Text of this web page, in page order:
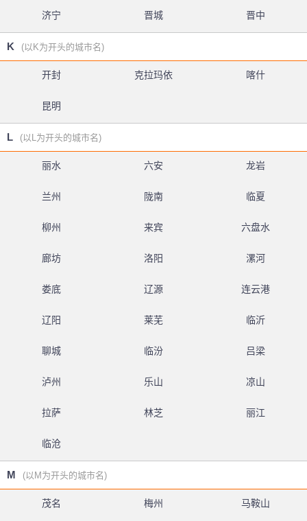
济宁 晋城 晋中
K (以K为开头的城市名)
开封 克拉玛依 喀什
昆明
L (以L为开头的城市名)
丽水 六安 龙岩
兰州 陇南 临夏
柳州 来宾 六盘水
廊坊 洛阳 漯河
娄底 辽源 连云港
辽阳 莱芜 临沂
聊城 临汾 吕梁
泸州 乐山 凉山
拉萨 林芝 丽江
临沧
M (以M为开头的城市名)
茂名 梅州 马鞍山